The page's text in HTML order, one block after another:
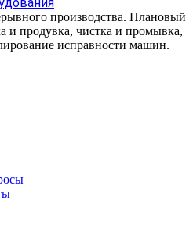
производства. Плановый
и продувка, чистка и промывка,
исправности машин.